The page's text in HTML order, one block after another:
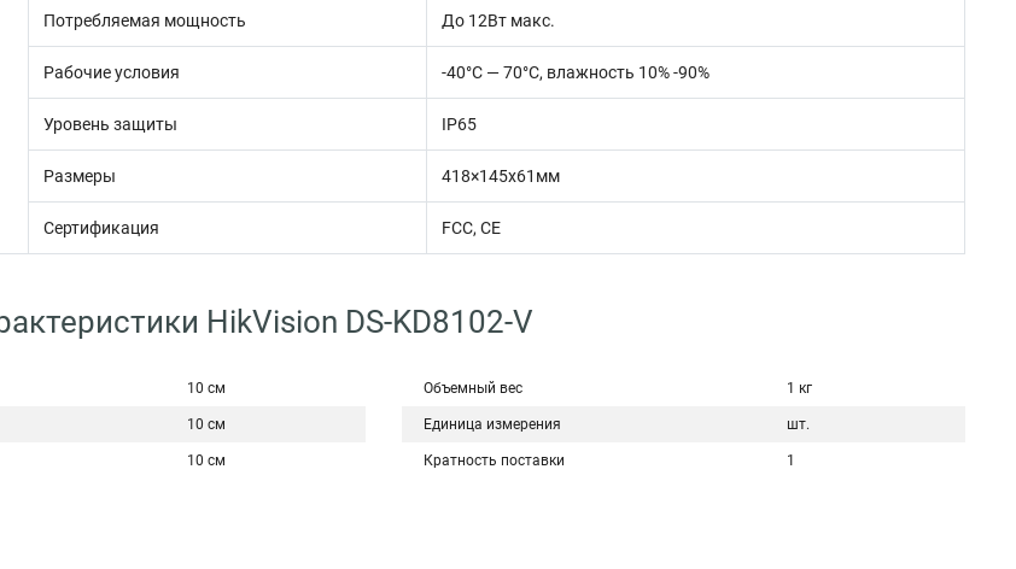
Потребляемая мощность До 12Вт макс.
Рабочие условия -40°С — 70°С, влажность 10% -90%
Уровень защиты IP65
Размеры 418×145x61мм
Сертификация FCC, CE
HikVision DS-KD8102-V
10 см
10 см
10 см
Объемный вес 1 кг
Единица измерения шт.
Кратность поставки 1